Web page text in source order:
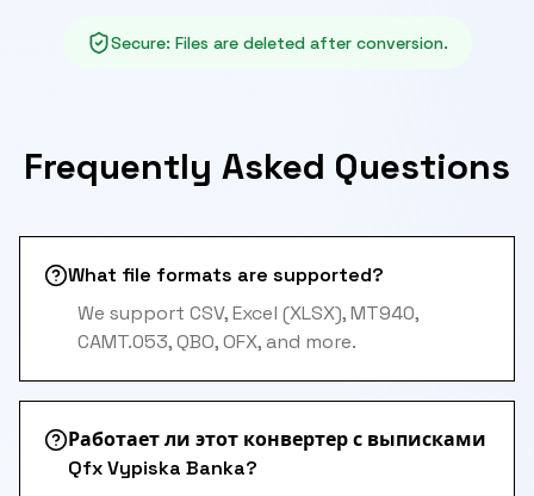
Secure: Files are deleted after conversion.
Frequently Asked Questions
What file formats are supported?
We support CSV, Excel (XLSX), MT940,
CAMT.053, QBO, OFX, and more.
Работает ли этот конвертер с выписками
Qfx Vypiska Banka?